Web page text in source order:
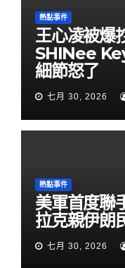
熱點事件
王心凌被爆
SHINee
細節怒了
七月 30, 2026
熱點事件
美軍首度聯
拉克親伊朗
七月 30, 2026